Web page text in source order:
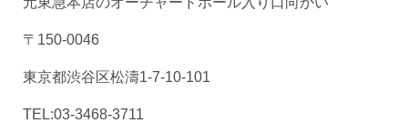
〒150-0046
東京都渋谷区松濤1-7-10-101
TEL:03-3468-3711